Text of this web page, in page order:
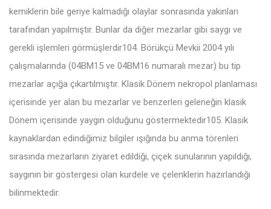
kemiklerin bile geriye kalmadığı olaylar sonrasında yakınları
tarafından yapılmıştır. Bunlar da diğer mezarlar gibi saygı ve
gerekli işlemleri görmüşlerdir104. Börükçü Mevkii 2004 yılı
çalışmalarında (04BM15 ve 04BM16 numaralı mezar) bu tip
mezarlar açığa çıkartılmıştır. Klasik Dönem nekropol planlaması
içerisinde yer alan bu mezarlar ve benzerleri geleneğin klasik
Dönem içerisinde yaygın olduğunu göstermektedir105. Klasik
kaynaklardan edindiğimiz bilgiler ışığında bu anma törenleri
sırasında mezarların ziyaret edildiği, çiçek sunularının yapıldığı,
saygının bir göstergesi olan kurdele ve çelenklerin hazırlandığı
bilinmektedir.